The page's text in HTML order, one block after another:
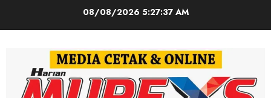
08/08/2026 5:27:39 AM